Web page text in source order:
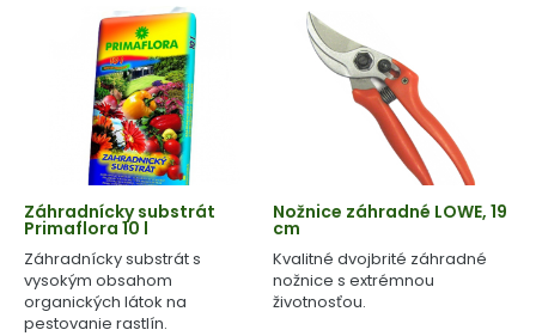
Záhradnícky substrát
Primaflora 10 l
Záhradnícky substrát s
vysokým obsahom
organických látok na
pestovanie rastlín.
Nožnice záhradné LOWE, 19
cm
Kvalitné dvojbrité záhradné
nožnice s extrémnou
životnosťou.